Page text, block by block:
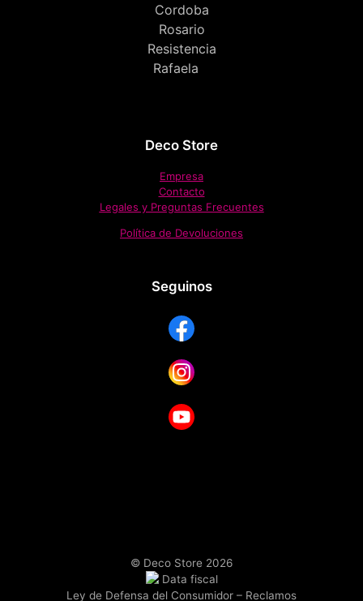
Cordoba
Rosario
Resistencia
Rafaela
Deco Store
Empresa
Contacto
Legales y Preguntas Frecuentes
Política de Devoluciones
Seguinos
© Deco Store 2026
Ley de Defensa del Consumidor – Reclamos